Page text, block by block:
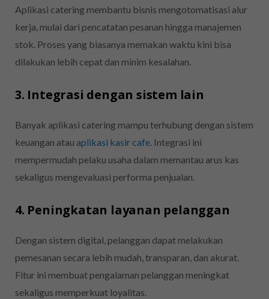
Aplikasi catering membantu bisnis mengotomatisasi alur
kerja, mulai dari pencatatan pesanan hingga manajemen
stok. Proses yang biasanya memakan waktu kini bisa
dilakukan lebih cepat dan minim kesalahan.
3. Integrasi dengan sistem lain
Banyak aplikasi catering mampu terhubung dengan sistem
keuangan atau aplikasi kasir cafe. Integrasi ini
mempermudah pelaku usaha dalam memantau arus kas
sekaligus mengevaluasi performa penjualan.
4. Peningkatan layanan pelanggan
Dengan sistem digital, pelanggan dapat melakukan
pemesanan secara lebih mudah, transparan, dan akurat.
Fitur ini membuat pengalaman pelanggan meningkat
sekaligus memperkuat loyalitas.